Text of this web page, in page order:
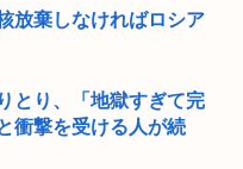
放棄しなければロシア
とり、「地獄すぎて完
衝撃を受ける人が続